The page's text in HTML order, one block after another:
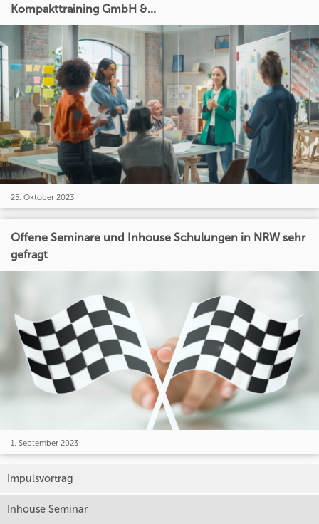
Kompakttraining GmbH &...
25. Oktober 2023
Offene Seminare und Inhouse Schulungen in NRW sehr
gefragt
1. September 2023
Impulsvortrag
Inhouse Seminar